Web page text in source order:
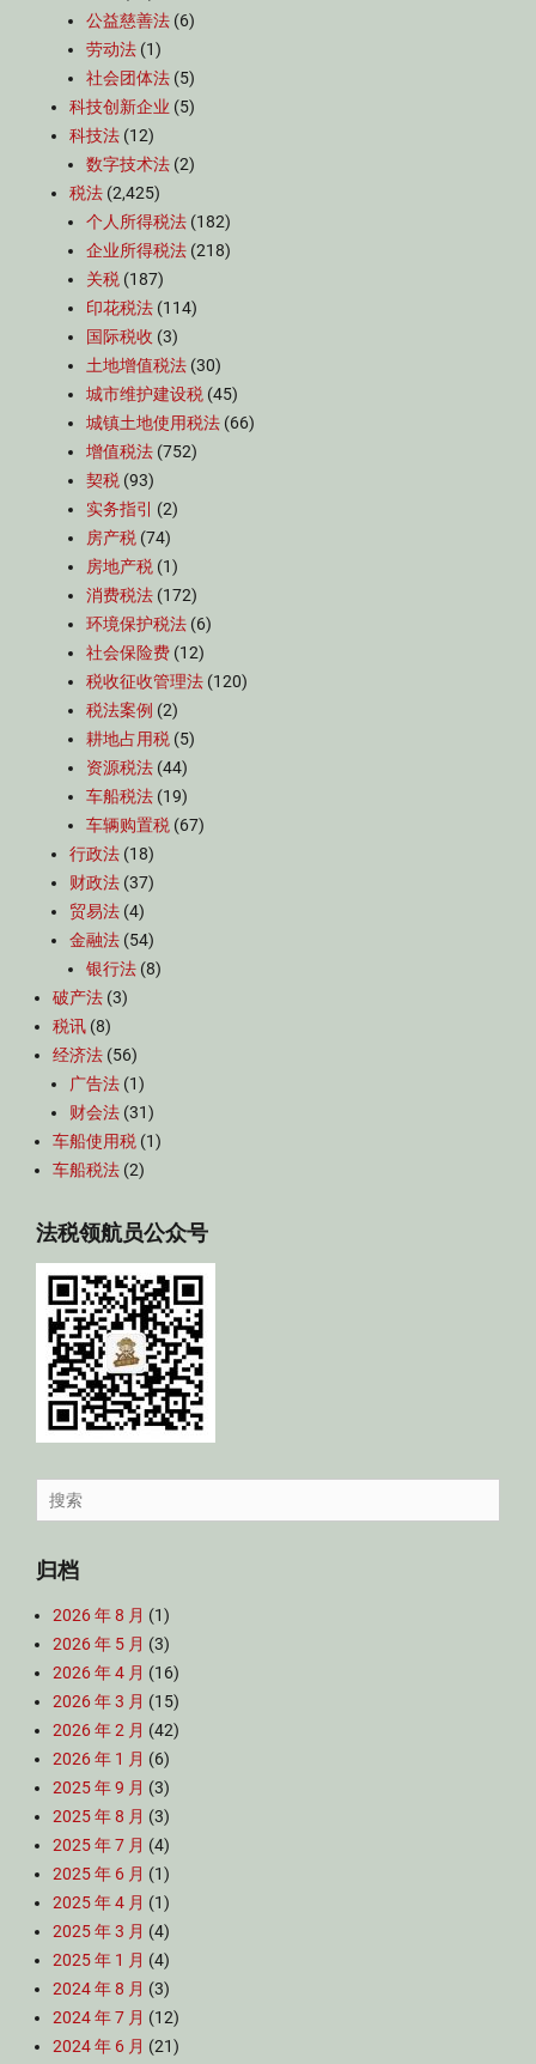
公益慈善法 (6)
劳动法 (1)
社会团体法 (5)
科技创新企业 (5)
科技法 (12)
数字技术法 (2)
税法 (2,425)
个人所得税法 (182)
企业所得税法 (218)
关税 (187)
印花税法 (114)
国际税收 (3)
土地增值税法 (30)
城市维护建设税 (45)
城镇土地使用税法 (66)
增值税法 (752)
契税 (93)
实务指引
(2)
房产税 (74)
房地产税 (1)
消费税法 (172)
环境保护税法 (6)
社会保险费 (12)
税收征收管理法 (120)
税法案例 (2)
耕地占用税 (5)
资源税法 (44)
车船税法 (19)
车辆购置税 (67)
行政法 (18)
财政法 (37)
贸易法 (4)
金融法 (54)
银行法 (8)
破产法 (3)
税讯 (8)
经济法 (56)
广告法 (1)
财会法 (31)
车船使用税 (1)
车船税法 (2)
法税领航员公众号
Search
for:
归档
2026 年 8 月 (1)
2026 年 5 月 (3)
2026 年 4 月 (16)
2026 年 3 月 (15)
2026 年 2 月 (42)
2026 年 1 月 (6)
2025 年 9 月 (3)
2025 年 8 月 (3)
2025 年 7 月 (4)
2025 年 6 月 (1)
2025 年 4 月 (1)
2025 年 3 月 (4)
2025 年 1 月 (4)
2024 年 8 月 (3)
2024 年 7 月 (12)
2024 年 6 月 (21)